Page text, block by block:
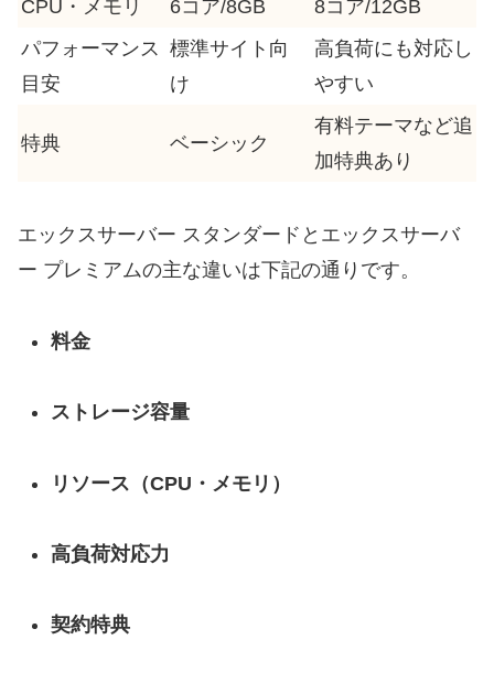
CPU・メモリ 6コア/8GB
8コア/12GB
パフォーマンス
目安
標準サイト向
け
高負荷にも対応し
やすい
特典 ベーシック
有料テーマなど追
加特典あり
エックスサーバー スタンダードとエックスサーバ
ー プレミアムの主な違いは下記の通りです。
料金
ストレージ容量
リソース（CPU・メモリ）
高負荷対応力
契約特典